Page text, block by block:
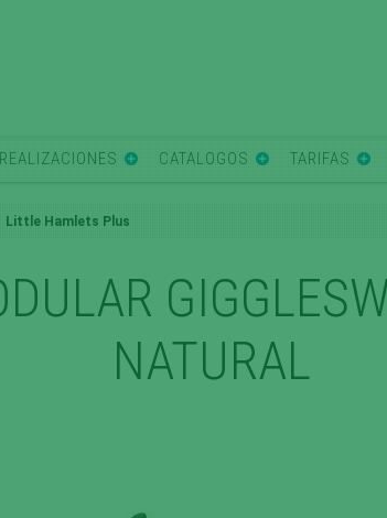
REALIZACIONES CATALOGOS TARIFAS
Little Hamlets Plus
NATURAL